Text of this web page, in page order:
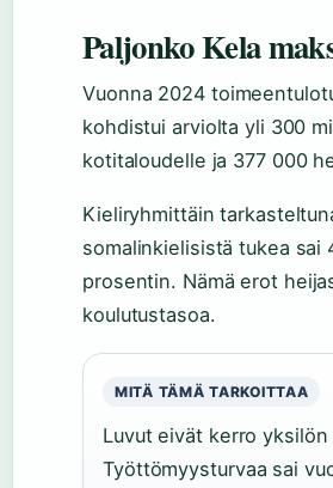
Paljonko Kela
Vuonna 2024
kohdistui arviolta yli 300
kotitaloudelle ja 377 000
Kieliryhmittäin
somalinkielisistä tukea sai
prosentin. Nämä erot
koulutustasoa.
MITÄ TÄMÄ TARKOITTAA
Luvut eivät kerro
Työttömyysturvaa sai